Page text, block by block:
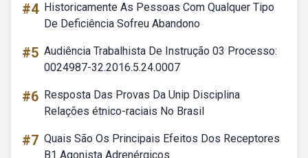
#4 Historicamente As Pessoas Com Qualquer Tipo
De Deficiência Sofreu Abandono
#5 Audiência Trabalhista De Instrução 03 Processo:
0024987-32.2016.5.24.0007
#6 Resposta Das Provas Da Unip Disciplina
Relações étnico-raciais No Brasil
#7 Quais São Os Principais Efeitos Dos Receptores
B1 Agonista Adrenérgicos